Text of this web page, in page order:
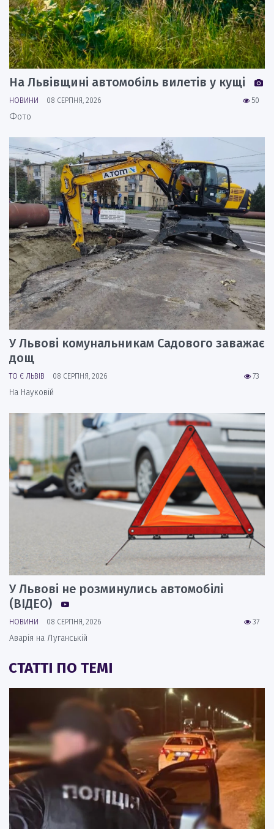
На Львівщині автомобіль вилетів у кущі
50
НОВИНИ 08 СЕРПНЯ, 2026
Фото
У Львові комунальникам Садового заважає
дощ
73
ТО Є ЛЬВІВ 08 СЕРПНЯ, 2026
На Науковій
У Львові не розминулись автомобілі
(ВІДЕО)
37
НОВИНИ 08 СЕРПНЯ, 2026
Аварія на Луганській
СТАТТІ ПО ТЕМІ